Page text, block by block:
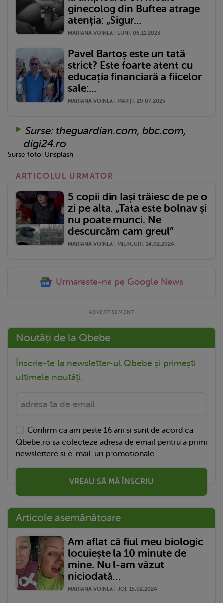
ginecolog din Buftea atrage
atenția: „Sigur...
MARIANA VOINEA | LUNI, 06.11.2023
Pavel Bartoș este un tată
strict? Este foarte atent cu
educația financiară a fiicelor
sale:...
MARIANA VOINEA | MARŢI, 29.07.2025
Surse: theguardian.com, bbc.com,
digi24.ro
Surse foto: Unsplash
ARTICOLUL URMATOR
5 copii din Iași trăiesc de pe o
zi pe alta. „Tata este bolnav și
nu poate munci. Ne
descurcăm cam greul”
MARIANA VOINEA | MIERCURI, 14.02.2024
Urmareste-ne pe Google News
Noutăți de la Qbebe
Înscrie-te la newsletter-ul Qbebe și primești
ultimele noutăți.
Confirm ca am peste 16 ani si sunt de acord ca
Qbebe.ro sa colecteze adresa de email pentru a primi
newslettere si e-mail-uri promotionale.
VREAU SĂ MĂ ÎNSCRIU
Articole asemănătoare
Am aflat că fiul meu biologic
locuiește la 10 minute de
mine. Nu l-am văzut
niciodată…
MARIANA VOINEA | JOI, 15.02.2024